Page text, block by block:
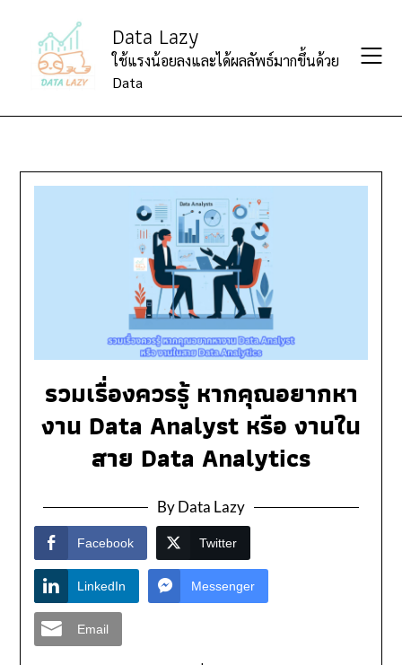
content
Data Lazy
ใช้แรงน้อยลงและได้ผลลัพธ์มากขึ้นด้วย
Data
รวมเรื่องควรรู้ หากคุณอยากหา
งาน Data Analyst หรือ งานใน
สาย Data Analytics
By Data Lazy
Facebook Twitter
LinkedIn Messenger
Email